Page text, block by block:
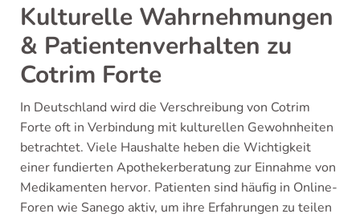
Kulturelle Wahrnehmungen
& Patientenverhalten zu
Cotrim Forte
In Deutschland wird die Verschreibung von Cotrim
Forte oft in Verbindung mit kulturellen Gewohnheiten
betrachtet. Viele Haushalte heben die Wichtigkeit
einer fundierten Apothekerberatung zur Einnahme von
Medikamenten hervor. Patienten sind häufig in Online-
Foren wie Sanego aktiv, um ihre Erfahrungen zu teilen